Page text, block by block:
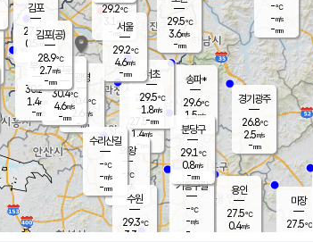
과천
27.5℃
1.4m/s
- mm
용인
27.5℃
0.4m/s
경기광주
26.8℃
2.5m/s
-mm
-℃
-m/s
-mm
마장
27.5℃
의왕
- ℃
m/s
mm
김포
27.5℃
0.5 m/s
mm
광명
30.4 ℃
2.6 m/s
-mm
부천
30.2℃
1.4m/s
-mm
구로
30.4℃
4.6m/s
-mm
29.2℃
3.1 m/s
- mm
29.5℃
3.6m/s
-mm
송파*
29.6℃
1.5m/s
-mm
서초
29.5℃
1.8m/s
-mm
기흥구갈
-℃
-m/s
-
수리산길
-℃
-m/s
-mm
분당구
29.1℃
0.8m/s
-mm
김포(공)
28.9℃
2.7m/s
-mm
수원
29.3℃
3.3 m/s
서울
29.2℃
4.6m/s
-mm